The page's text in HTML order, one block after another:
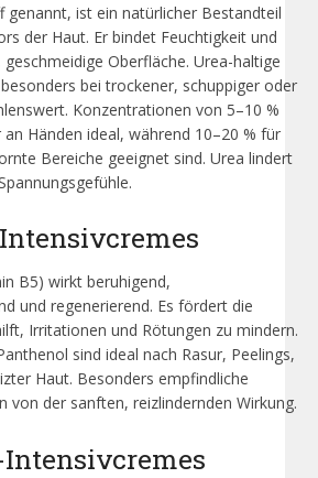
genannt, ist ein natürlicher Bestandteil
der Haut. Er bindet Feuchtigkeit und
Oberfläche. Urea-haltige
bei trockener, schuppiger oder
Konzentrationen von 5–10 %
Händen ideal, während 10–20 % für
Bereiche geeignet sind. Urea lindert
B5) wirkt beruhigend,
und regenerierend. Es fördert die
Irritationen und Rötungen zu mindern.
sind ideal nach Rasur, Peelings,
Haut. Besonders empfindliche
von der sanften, reizlindernden Wirkung.